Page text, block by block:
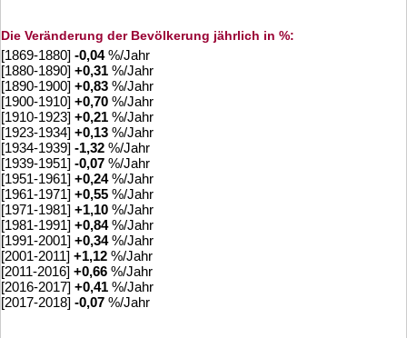
Die Veränderung der Bevölkerung jährlich in %:
[1869-1880] -0,04%/Jahr
[1880-1890] +0,31 %/Jahr
[1890-1900] +0,83 %/Jahr
[1900-1910] +0,70 %/Jahr
[1910-1923] +0,21 %/Jahr
[1923-1934] +0,13 %/Jahr
[1934-1939] -1,32 %/Jahr
[1939-1951] -0,07 %/Jahr
[1951-1961] +0,24%/Jahr
[1961-1971] +0,55 %/Jahr
[1971-1981] +1,10 %/Jahr
[1981-1991] +0,84%/Jahr
[1991-2001] +0,34%/Jahr
[2001-2011] +1,12 %/Jahr
[2011-2016] +0,66 %/Jahr
[2016-2017] +0,41 %/Jahr
[2017-2018] -0,07 %/Jahr